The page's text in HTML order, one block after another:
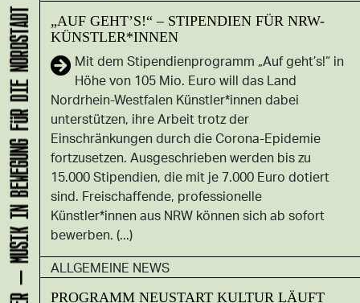
„AUF GEHT’S!“ – STIPENDIEN FÜR NRW-
KÜNSTLER*INNEN
Mit dem Stipendienprogramm „Auf geht’s!“ in
Höhe von 105 Mio. Euro will das Land
Nordrhein-Westfalen Künstler*innen dabei
unterstützen, ihre Arbeit trotz der
Einschränkungen durch die Corona-Epidemie
fortzusetzen. Ausgeschrieben werden bis zu
15.000 Stipendien, die mit je 7.000 Euro dotiert
sind. Freischaffende, professionelle
Künstler*innen aus NRW können sich ab sofort
bewerben. (...)
ALLGEMEINE NEWS
PROGRAMM NEUSTART KULTUR LÄUFT
KLANG-ENTFALTER – MUSIK IN BEWEGUNG FÜR DIE NORDSTADT